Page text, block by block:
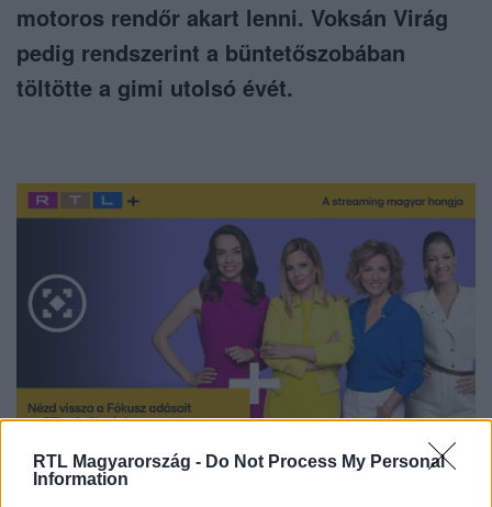
RTL Magyarország - Do Not Process My Personal
Information
motoros rendőr akart lenni. Voksán Virág
pedig rendszerint a büntetőszobában
töltötte a gimi utolsó évét.
Nézd vissza a Fókusz adásait az RTL+-on!